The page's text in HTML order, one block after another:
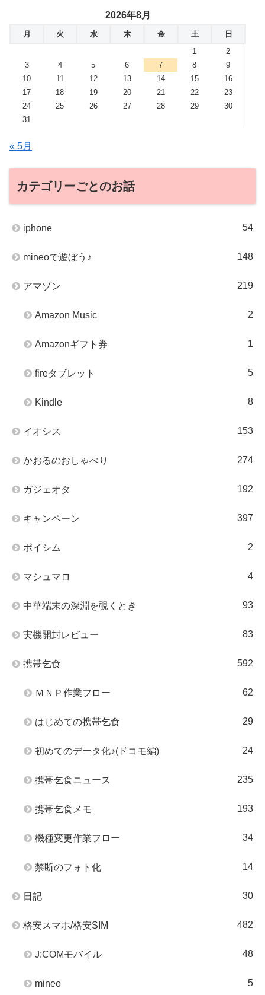
2026年8月
月 火 水 木 金 土
日
1
2
3
4 5 6 7 8
9
10
11 12 13 14 15
16
17
18 19 20 21 22
23
24
25 26 27 28 29
30
31
« 5月
カテゴリーごとのお話
iphone 54
mineoで遊ぼう♪ 148
アマゾン 219
Amazon Music 2
Amazonギフト券 1
fireタブレット 5
Kindle 8
イオシス 153
かおるのおしゃべり 274
ガジェオタ 192
キャンペーン 397
ポイシム 2
マシュマロ 4
中華端末の深淵を覗くとき 93
実機開封レビュー 83
携帯乞食 592
ＭＮＰ作業フロー 62
はじめての携帯乞食 29
初めてのデータ化♪(ドコモ編) 24
携帯乞食ニュース 235
携帯乞食メモ 193
機種変更作業フロー 34
禁断のフォト化 14
日記 30
格安スマホ/格安SIM 482
J:COMモバイル 48
mineo 5